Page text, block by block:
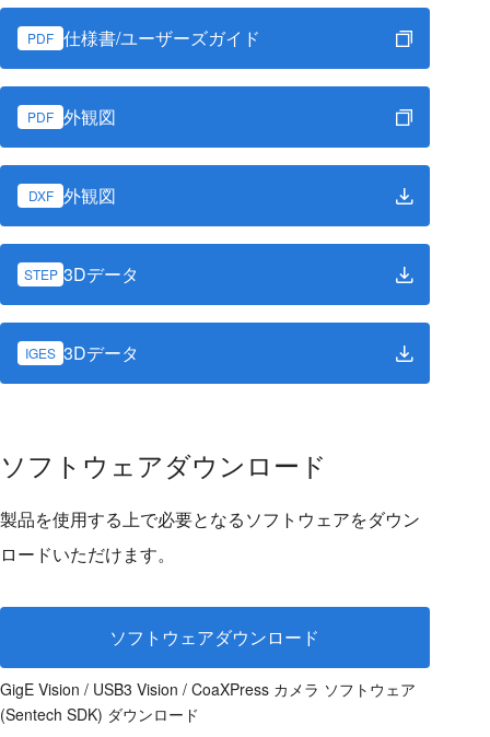
PDF 仕様書/ユーザーズガイド
PDF 外観図
DXF 外観図
STEP 3Dデータ
IGES 3Dデータ
ソフトウェアダウンロード
製品を使用する上で必要となるソフトウェアをダウン
ロードいただけます。
ソフトウェアダウンロード
GigE Vision / USB3 Vision / CoaXPress カメラ ソフトウェア
(Sentech SDK) ダウンロード